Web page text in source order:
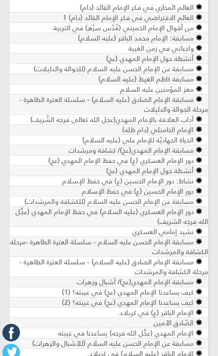
العالم المجازي في فكر الإمام القائد (دام)
العالم الافتراضي في فكر الإمام القائد (دام) 1
من أقوال الإمام الخميني (قُدّس سرّه) في التربية
مسابقة: الإمام محمد الباقر (عليه السلام)
واجباتي في زمن الغيبة
أنشطة حول الإمام المهدي (عج)
مسابقة عن الإمام الحسن عليه السلام (للجوالة والدليلات)
مسابقة كاظم الغيظ (عليه السلام)
معز المؤمنين عليه السلام
مسابقة الإمام الصادق (عليه السلام) - سلسلة العترة الطاهرة -
مرحلة الجوالة والدليلات
آداب العلاقة بالإمام المهدي(عجل الله تعالى فرجه الشّريف)
الإمام الخامنئي (دام ظله)
الحياة الجهاديّة للإمام علي (عليه السلام)
مسابقة الإمام المهدي(عج)/ كشافة ومرشدات
دور الإمام العسكري (ع) في حفظ الإمام المهدي (عج)
أنشطة حول الإمام المهدي (عج)
نشاط: دور الإمام الحسين (ع) في حفظ الإسلام
دور الإمام الحسين (ع) في حفظ الإسلام
مسابقة عن الإمام الحسن عليه السلام (للكشافة والمرشدات)
دور الإمام العسكري (عليه السلام) في حفظ الإمام المهدي (عجَّل
الله فرجه الشريف)
نشيد إمامي العسكري
مسابقة الإمام الحسن عليه السلام - سلسلة العترة الطاهرة -مرحلة
الكشافة والمرشدات
مسابقة الإمام الصادق (عليه السلام) - سلسلة العترة الطاهرة -
مرحلة الكشافة والمرشدات
مسابقة الإمام المهدي(عج)/ أشبال وزهرات
كيف يساعدنا الإمام المهدي (عج) في غيبته؟ (1)
كيف يساعدنا الإمام المهدي (عج) في غيبته؟ (2)
الإمام الباقر (ع) في كربلاء.
الصّادق الأمين
الإمام المهدي (عجَّل الله فرجه) يساعدنا في غيبته
مسابقة عن الإمام الحسن عليه السلام (للأشبال والزهرات)
الإمام الباقر (عليه السلام) في كربلاء.